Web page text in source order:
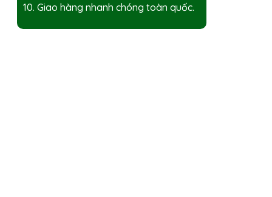
10. Giao hàng nhanh chóng toàn quốc.